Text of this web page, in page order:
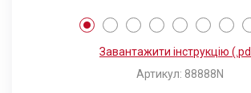
Завантажити інструкцію
Артикул: 88888N